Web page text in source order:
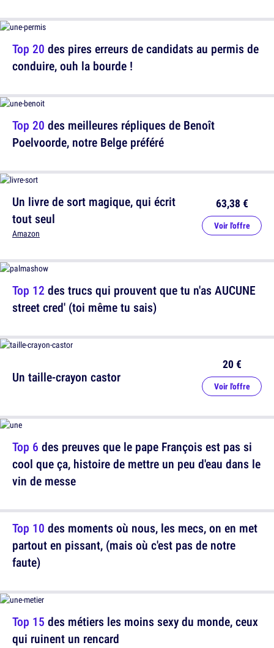
Top 20 des meilleures répliques de Benoît
Poelvoorde, notre Belge préféré
Top 12 des trucs qui prouvent que tu n'as AUCUNE
street cred' (toi même tu sais)
Top 6 des preuves que le pape François est pas si
cool que ça, histoire de mettre un peu d'eau dans le
vin de messe
Top 15 des métiers les moins sexy du monde, ceux
qui ruinent un rencard
Top 20 des pires erreurs de candidats au permis de
conduire, ouh la bourde !
Un livre de sort magique, qui écrit
tout seul
Amazon
63,38 €
Voir l'offre
Un taille-crayon castor
20 €
Voir l'offre
Top 10 des moments où nous, les mecs, on en met
partout en pissant, (mais où c'est pas de notre
faute)